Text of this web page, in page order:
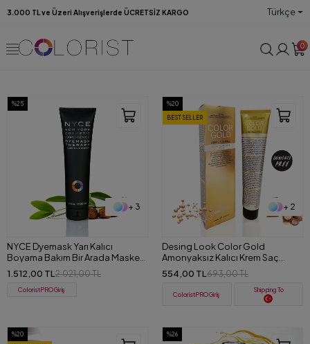
3.000 TL ve Üzeri Alışverişlerde ÜCRETSİZ KARGO Türkçe
0
%25
+ 3
NYCE Dyemask Yarı Kalıcı
Boyama Bakım Bir Arada Maske
150 ml
1.512,00 TL 2.021,00 TL
ColoristPRO Giriş
%20
BEST SELLER
+ 2
Desing Look Color Gold
Amonyaksız Kalıcı Krem Saç
Boyası 100 ML
554,00 TL 693,00 TL
ColoristPRO Giriş
Shipping To
%20
%26